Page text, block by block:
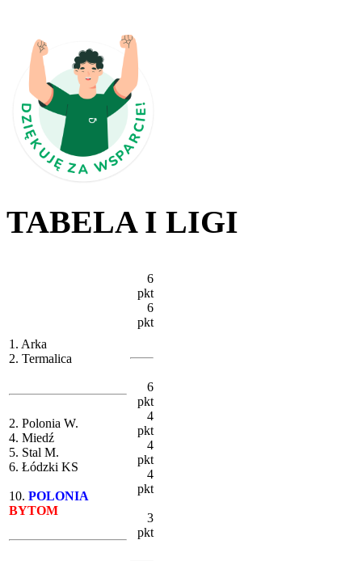
TABELA I LIGI
1. Arka
2. Termalica
2. Polonia W.
4. Miedź
5. Stal M.
6. Łódzki KS
10. POLONIA
BYTOM
6
pkt
6
pkt
6
pkt
4
pkt
4
pkt
4
pkt
3
pkt